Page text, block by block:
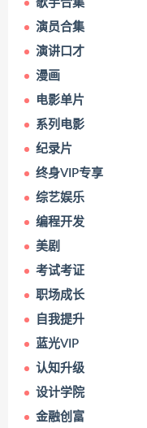
歌手合集
演员合集
演讲口才
漫画
电影单片
系列电影
纪录片
终身VIP专享
综艺娱乐
编程开发
美剧
考试考证
职场成长
自我提升
蓝光VIP
认知升级
设计学院
金融创富